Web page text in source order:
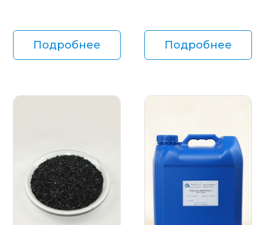
Подробнее Подробнее